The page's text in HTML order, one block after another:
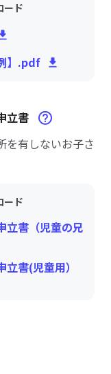
ード
】.pdf
立書
を有しないお子さ
ード
立書（児童の兄
書(児童用）